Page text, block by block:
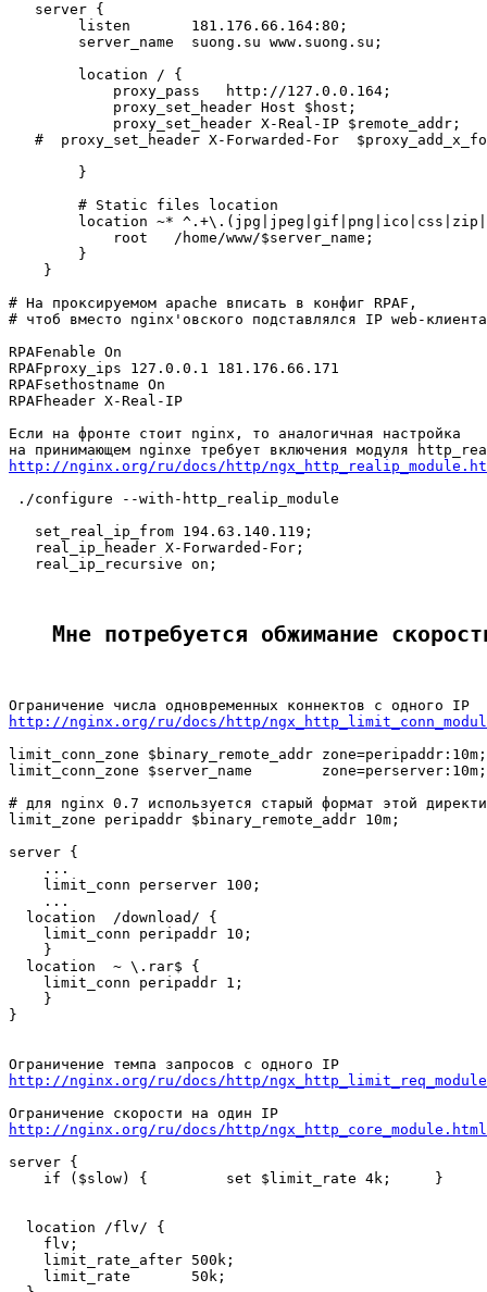
   server {
        listen       181.176.66.164:80;
        server_name  suong.su www.suong.su;
        location / {
            proxy_pass   http://127.0.0.164;
            proxy_set_header Host $host;
            proxy_set_header X-Real-IP $remote_addr;
#  proxy_set_header X-Forwarded-For
        }
        # Static files location
location ~*
            root   /home/www/$server_name;
        }
    }
# На проксируемом apache вписать в конфиг RPAF,
# чтоб вместо nginx'овского подставлялся IP web-клиента
RPAFenable On
RPAFproxy_ips 127.0.0.1 181.176.66.171
RPAFsethostname On
RPAFheader X-Real-IP
Если на фронте стоит nginx, то аналогичная настройка
http://nginx.org/ru/docs/http/
./configure --with-http_realip_module
   set_real_ip_from 194.63.140.119;
   real_ip_header X-Forwarded-For;
   real_ip_recursive on;
Мне потребуется обжимание
http://nginx.org/ru/docs/http/
limit_conn_zone $binary_remote_addr zone=peripaddr:10m;
limit_conn_zone $server_name        zone=perserver:10m;
# для nginx 0.7 используется старый формат этой
limit_zone peripaddr $binary_remote_addr 10m;
server {
    ...
    limit_conn perserver 100;
    ...
  location  /download/ {
    limit_conn peripaddr 10;
    }
  location  ~ \.rar$ {
    limit_conn peripaddr 1;
    }
}
http://nginx.org/ru/docs/http/
http://nginx.org/ru/docs/http/
server {
    if ($slow) {         set $limit_rate 4k;     }
  location /flv/ {
    flv;
    limit_rate_after 500k;
    limit_rate       50k;